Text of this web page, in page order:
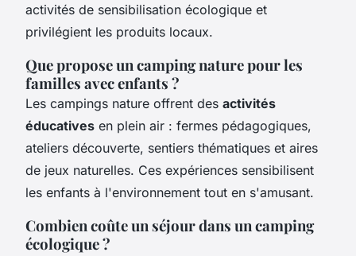
activités de sensibilisation écologique et
privilégient les produits locaux.
Que propose un camping nature pour les
familles avec enfants ?
Les campings nature offrent des activités
éducatives en plein air : fermes pédagogiques,
ateliers découverte, sentiers thématiques et aires
de jeux naturelles. Ces expériences sensibilisent
les enfants à l'environnement tout en s'amusant.
Combien coûte un séjour dans un camping
écologique ?